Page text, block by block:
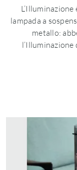
lampada a
metallo:
l’Illuminazione